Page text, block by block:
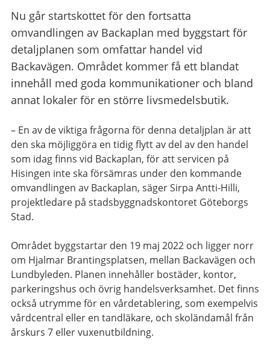
Nu går startskottet för den fortsatta
omvandlingen av Backaplan med byggstart för
detaljplanen som omfattar handel vid
Backavägen. Området kommer få ett blandat
innehåll med goda kommunikationer och bland
annat lokaler för en större livsmedelsbutik.
– En av de viktiga frågorna för denna detaljplan är att
den ska möjliggöra en tidig flytt av del av den handel
som idag finns vid Backaplan, för att servicen på
Hisingen inte ska försämras under den kommande
omvandlingen av Backaplan, säger Sirpa Antti-Hilli,
projektledare på stadsbyggnadskontoret Göteborgs
Stad.
Området byggstartar den 19 maj 2022 och ligger norr
om Hjalmar Brantingsplatsen, mellan Backavägen och
Lundbyleden. Planen innehåller bostäder, kontor,
parkeringshus och övrig handelsverksamhet. Det finns
också utrymme för en vårdetablering, som exempelvis
vårdcentral eller en tandläkare, och skoländamål från
årskurs 7 eller vuxenutbildning.